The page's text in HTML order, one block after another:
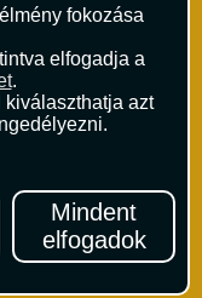
fokozása
elfogadja a
.
kiválaszthatja azt
Mindent
elfogadok
utazási